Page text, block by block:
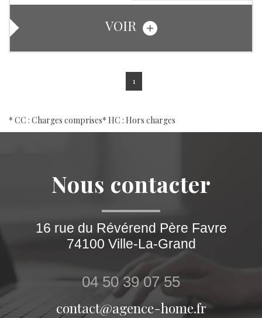
VOIR
1
* CC : Charges comprises* HC : Hors charges
Nous contacter
16 rue du Révérend Père Favre
74100 Ville-La-Grand
04 50 39 07 55
contact@agence-home.fr